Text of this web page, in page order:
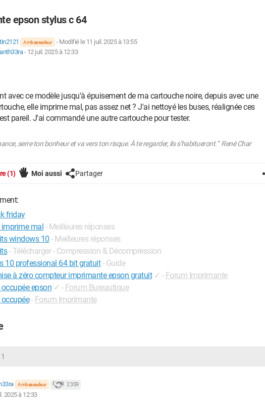
epson stylus c 64
Ambassadeur - Modifié le 11 juil. 2025 à 13:55
- 12 juil. 2025 à 12:33
avec ce modèle jusqu'à épuisement de ma cartouche noire, depuis avec une
elle imprime mal, pas assez net ? J'ai nettoyé les buses, réalignée ces
pareil. J'ai commandé une autre cartouche pour tester.
serre ton bonheur et va vers ton risque. À te regarder, ils s’habitueront.” René Char
(1) Moi aussi Partager
friday
mal - Meilleures réponses
windows 10 - Meilleures réponses
- Télécharger - Compression & Décompression
10 professional 64 bit gratuit - Guide
à zéro compteur imprimante epson gratuit ✓ - Forum Imprimante
epson ✓ - Forum Bureautique
- Forum Imprimante
Ambassadeur 2 359
2025 à 12:33